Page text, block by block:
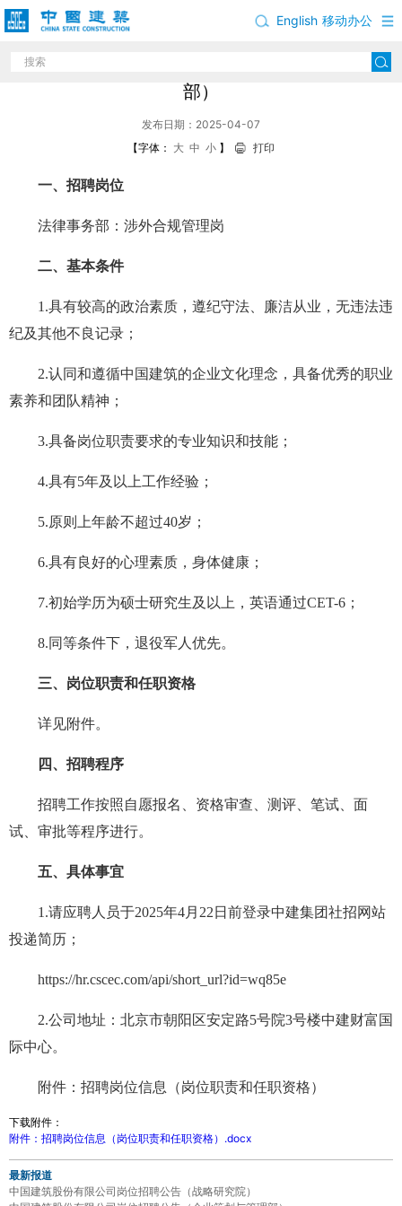
移动办公
English
中国建筑股份有限公司岗位招聘公告（法律事务
部）
发布日期：2025-04-07
【字体： 大 中 小 】 打印
一、招聘岗位
法律事务部：涉外合规管理岗
二、基本条件
1.具有较高的政治素质，遵纪守法、廉洁从业，无违法违
纪及其他不良记录；
2.认同和遵循中国建筑的企业文化理念，具备优秀的职业
素养和团队精神；
3.具备岗位职责要求的专业知识和技能；
4.具有5年及以上工作经验；
5.原则上年龄不超过40岁；
6.具有良好的心理素质，身体健康；
7.初始学历为硕士研究生及以上，英语通过CET-6；
8.同等条件下，退役军人优先。
三、岗位职责和任职资格
详见附件。
四、招聘程序
招聘工作按照自愿报名、资格审查、测评、笔试、面
试、审批等程序进行。
五、具体事宜
1.请应聘人员于2025年4月22日前登录中建集团社招网站
投递简历；
https://hr.cscec.com/api/short_url?id=wq85e
2.公司地址：北京市朝阳区安定路5号院3号楼中建财富国
际中心。
附件：招聘岗位信息（岗位职责和任职资格）
下载附件：
附件：招聘岗位信息（岗位职责和任职资格）.docx
最新报道
中国建筑股份有限公司岗位招聘公告（战略研究院）